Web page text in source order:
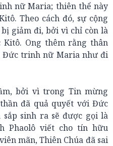
nữ Maria; thiên thể này
Theo cách đó, sự cộng
giảm đi, bởi vì chỉ còn là
Ong thêm rằng thân
Đức trinh nữ Maria như đi
bởi vì trong Tin mừng
đã quả quyết với Đức
sắp sinh ra sẽ được gọi là
Phaolô viết cho tín hữu
mãn, Thiên Chúa đã sai